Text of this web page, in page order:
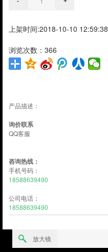
上架时间:2018-10-10 12:59:38
浏览次数：366
产品描述：
询价联系
QQ客服
咨询热线：
手机号码：
18588639490
公司电话：
18588639490
放大镜